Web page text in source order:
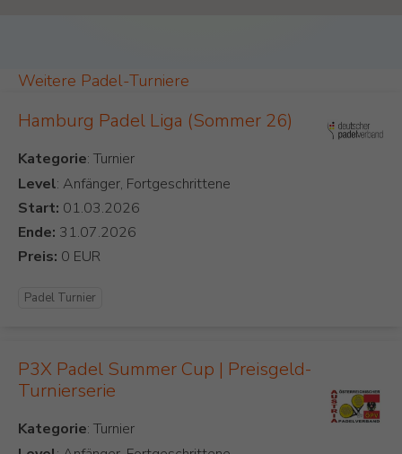
Weitere Padel-Turniere
Hamburg Padel Liga (Sommer 26)
Kategorie
Level: Anfänger, Fortgeschrittene
Start:
Ende:
Preis:
Padel Turnier
P3X Padel Summer Cup | Preisgeld-
Turnierserie
Kategorie